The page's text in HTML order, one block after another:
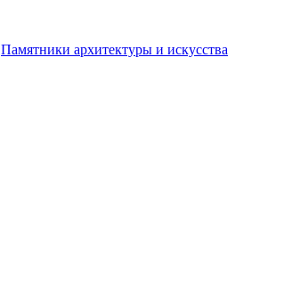
Памятники архитектуры и искусства